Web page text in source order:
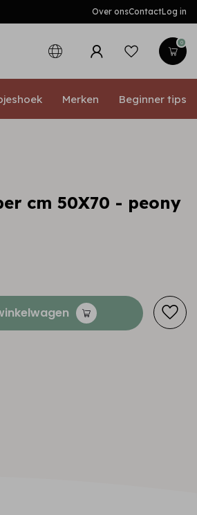
Over onsContactLog in
0
Merken Beginner tips
cm 50X70 - peony